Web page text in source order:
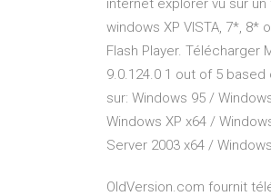
internet explorer vu sur
windows XP VISTA, 7*, 8*
Flash Player. Télécharger
9.0.124.0 1 out of 5 based
sur: Windows 95 /
Windows XP x64 /
Server 2003 x64 /
OldVersion.com fournit